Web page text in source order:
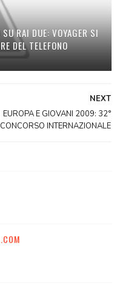
RAI DUE: VOYAGER SI
DEL TELEFONO
NEXT
EUROPA E GIOVANI 2009: 32°
CONCORSO INTERNAZIONALE